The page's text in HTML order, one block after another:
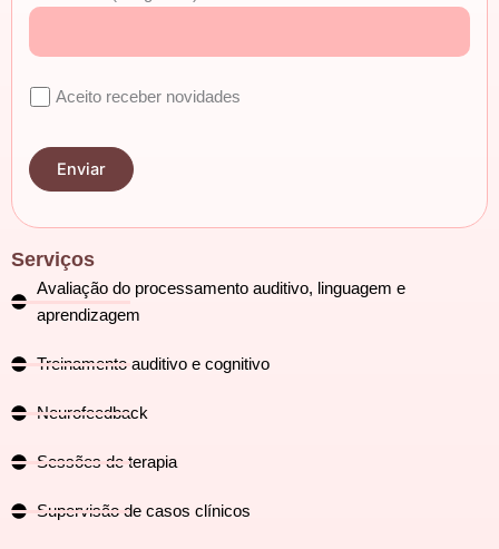
Aceito receber novidades
Serviços
Avaliação do processamento auditivo, linguagem e
aprendizagem
Treinamento auditivo e cognitivo
Neurofeedback
Sessões de terapia
Supervisão de casos clínicos